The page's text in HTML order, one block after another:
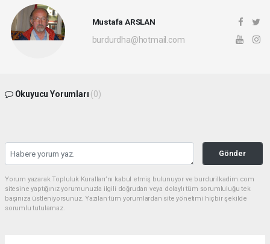
Mustafa ARSLAN
burdurdha@hotmail.com
Okuyucu Yorumları (0)
Gönder
Yorum yazarak Topluluk Kuralları’nı kabul etmiş bulunuyor ve burdurilkadim.com
sitesine yaptığınız yorumunuzla ilgili doğrudan veya dolaylı tüm sorumluluğu tek
başınıza üstleniyorsunuz. Yazılan tüm yorumlardan site yönetimi hiçbir şekilde
sorumlu tutulamaz.